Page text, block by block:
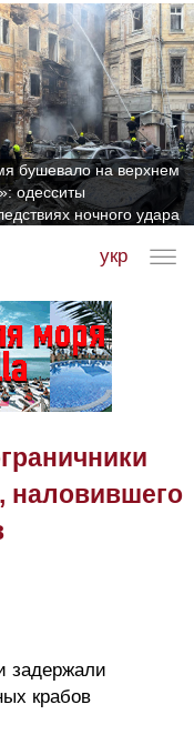
бушевало на верхнем
одесситы
ночного удара
укр
наловившего
задержали
крабов